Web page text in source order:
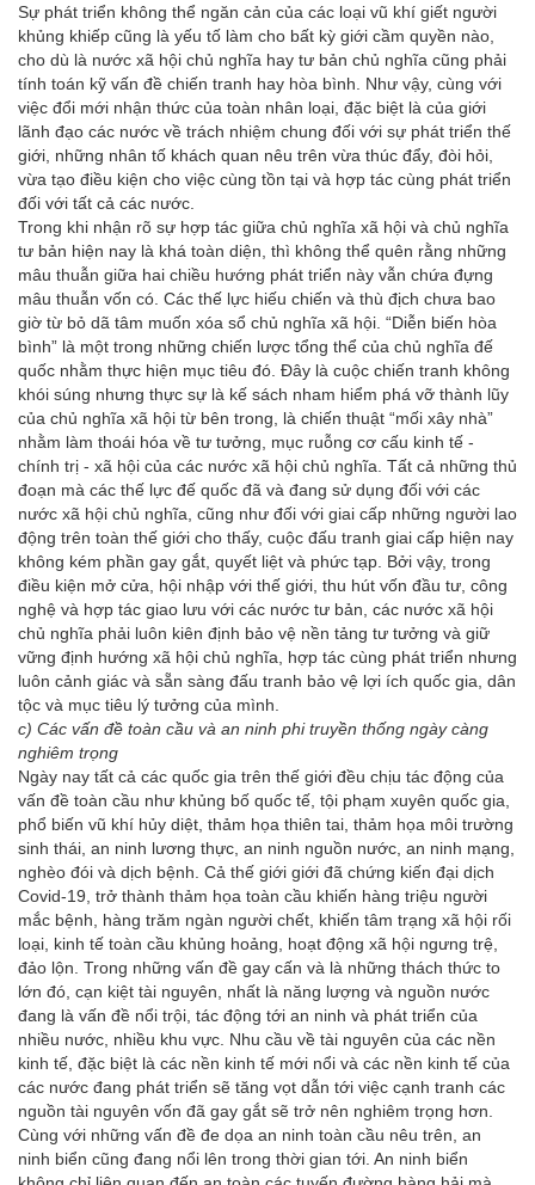
Sự phát triển không thể ngăn cản của các loại vũ khí giết người
khủng khiếp cũng là yếu tố làm cho bất kỳ giới cầm quyền nào,
cho dù là nước xã hội chủ nghĩa hay tư bản chủ nghĩa cũng phải
tính toán kỹ vấn đề chiến tranh hay hòa bình. Như vậy, cùng với
việc đổi mới nhận thức của toàn nhân loại, đặc biệt là của giới
lãnh đạo các nước về trách nhiệm chung đối với sự phát triển thế
giới, những nhân tố khách quan nêu trên vừa thúc đẩy, đòi hỏi,
vừa tạo điều kiện cho việc cùng tồn tại và hợp tác cùng phát triển
đối với tất cả các nước.
Trong khi nhận rõ sự hợp tác giữa chủ nghĩa xã hội và chủ nghĩa
tư bản hiện nay là khá toàn diện, thì không thể quên rằng những
mâu thuẫn giữa hai chiều hướng phát triển này vẫn chứa đựng
mâu thuẫn vốn có. Các thế lực hiếu chiến và thù địch chưa bao
giờ từ bỏ dã tâm muốn xóa sổ chủ nghĩa xã hội. “Diễn biến hòa
bình” là một trong những chiến lược tổng thể của chủ nghĩa đế
quốc nhằm thực hiện mục tiêu đó. Đây là cuộc chiến tranh không
khói súng nhưng thực sự là kế sách nham hiểm phá vỡ thành lũy
của chủ nghĩa xã hội từ bên trong, là chiến thuật “mối xây nhà”
nhằm làm thoái hóa về tư tưởng, mục ruỗng cơ cấu kinh tế -
chính trị - xã hội của các nước xã hội chủ nghĩa. Tất cả những thủ
đoạn mà các thế lực đế quốc đã và đang sử dụng đối với các
nước xã hội chủ nghĩa, cũng như đối với giai cấp những người lao
động trên toàn thế giới cho thấy, cuộc đấu tranh giai cấp hiện nay
không kém phần gay gắt, quyết liệt và phức tạp. Bởi vậy, trong
điều kiện mở cửa, hội nhập với thế giới, thu hút vốn đầu tư, công
nghệ và hợp tác giao lưu với các nước tư bản, các nước xã hội
chủ nghĩa phải luôn kiên định bảo vệ nền tảng tư tưởng và giữ
vững định hướng xã hội chủ nghĩa, hợp tác cùng phát triển nhưng
luôn cảnh giác và sẵn sàng đấu tranh bảo vệ lợi ích quốc gia, dân
tộc và mục tiêu lý tưởng của mình.
c) Các vấn đề toàn cầu và an ninh phi truyền thống ngày càng
nghiêm trọng
Ngày nay tất cả các quốc gia trên thế giới đều chịu tác động của
vấn đề toàn cầu như khủng bố quốc tế, tội phạm xuyên quốc gia,
phổ biến vũ khí hủy diệt, thảm họa thiên tai, thảm họa môi trường
sinh thái, an ninh lương thực, an ninh nguồn nước, an ninh mạng,
nghèo đói và dịch bệnh. Cả thế giới giới đã chứng kiến đại dịch
Covid-19, trở thành thảm họa toàn cầu khiến hàng triệu người
mắc bệnh, hàng trăm ngàn người chết, khiến tâm trạng xã hội rối
loại, kinh tế toàn cầu khủng hoảng, hoạt động xã hội ngưng trệ,
đảo lộn. Trong những vấn đề gay cấn và là những thách thức to
lớn đó, cạn kiệt tài nguyên, nhất là năng lượng và nguồn nước
đang là vấn đề nổi trội, tác động tới an ninh và phát triển của
nhiều nước, nhiều khu vực. Nhu cầu về tài nguyên của các nền
kinh tế, đặc biệt là các nền kinh tế mới nổi và các nền kinh tế của
các nước đang phát triển sẽ tăng vọt dẫn tới việc cạnh tranh các
nguồn tài nguyên vốn đã gay gắt sẽ trở nên nghiêm trọng hơn.
Cùng với những vấn đề đe dọa an ninh toàn cầu nêu trên, an
ninh biển cũng đang nổi lên trong thời gian tới. An ninh biển